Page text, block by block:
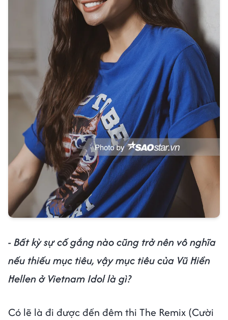
- Bất kỳ sự cố gắng nào cũng trở nên vô nghĩa
nếu thiếu mục tiêu, vậy mục tiêu của Vũ Hiền
Hellen ở Vietnam Idol là gì?
Có lẽ là đi được đến đêm thi The Remix (Cười